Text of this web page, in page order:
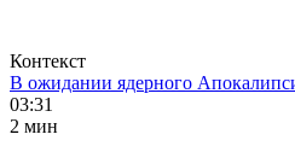
Контекст
В ожидании ядерного
03:31
2 мин